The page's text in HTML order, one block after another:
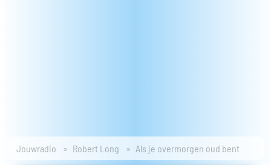
Jouwradio Robert Long Als je overmorgen oud bent